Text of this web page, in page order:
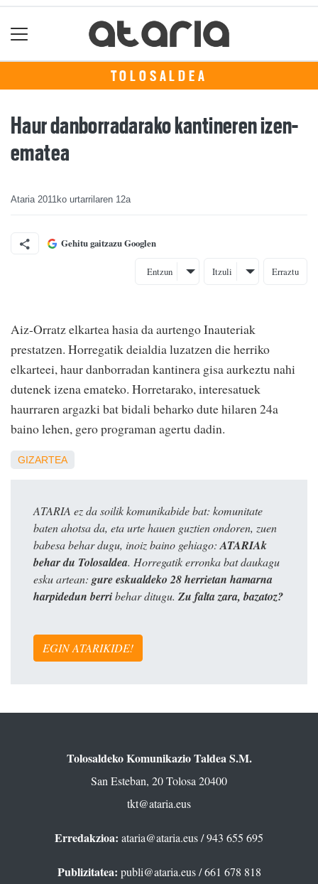
TOLOSALDEA
Haur danborradarako kantineren izen-
ematea
Ataria 2011ko urtarrilaren 12a
Gehitu gaitzazu Googlen
Entzun Itzuli Erraztu
Aiz-Orratz elkartea hasia da aurtengo Inauteriak
prestatzen. Horregatik deialdia luzatzen die herriko
elkarteei, haur danborradan kantinera gisa aurkeztu nahi
dutenek izena emateko. Horretarako, interesatuek
haurraren argazki bat bidali beharko dute hilaren 24a
baino lehen, gero programan agertu dadin.
GIZARTEA
ATARIA ez da soilik komunikabide bat: komunitate
baten ahotsa da, eta urte hauen guztien ondoren, zuen
babesa behar dugu, inoiz baino gehiago: ATARIAk
behar du Tolosaldea. Horregatik erronka bat daukagu
esku artean: gure eskualdeko 28 herrietan hamarna
harpidedun berribehar ditugu. Zu falta zara, bazatoz?
EGIN ATARIKIDE!
Tolosaldeko Komunikazio Taldea S.M.
San Esteban, 20 Tolosa 20400
tkt@ataria.eus
Erredakzioa: ataria@ataria.eus/ 943 655 695
Publizitatea: publi@ataria.eus/ 661 678 818